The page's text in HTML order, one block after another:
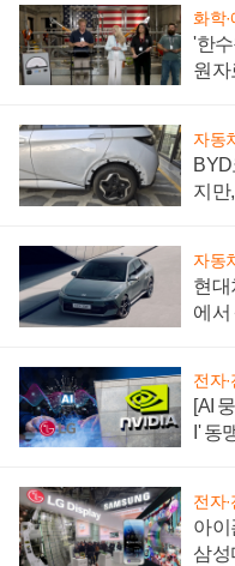
화학
'한
원자
자동
지만
자동
현대
에서
전자
[AI
I' 동
전자
아이
삼성